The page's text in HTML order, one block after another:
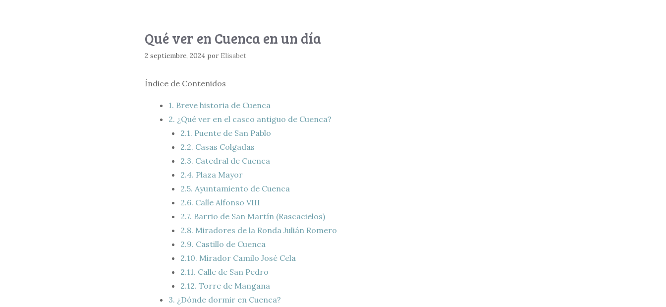
Qué ver en Cuenca en un día
2 septiembre, 2024 por Elisabet
Índice de Contenidos
1. Breve historia de Cuenca
2. ¿Qué ver en el casco antiguo de Cuenca?
2.1. Puente de San Pablo
2.2. Casas Colgadas
2.3. Catedral de Cuenca
2.4. Plaza Mayor
2.5. Ayuntamiento de Cuenca
2.6. Calle Alfonso VIII
2.7. Barrio de San Martín (Rascacielos)
2.8. Miradores de la Ronda Julián Romero
2.9. Castillo de Cuenca
2.10. Mirador Camilo José Cela
2.11. Calle de San Pedro
2.12. Torre de Mangana
3. ¿Dónde dormir en Cuenca?